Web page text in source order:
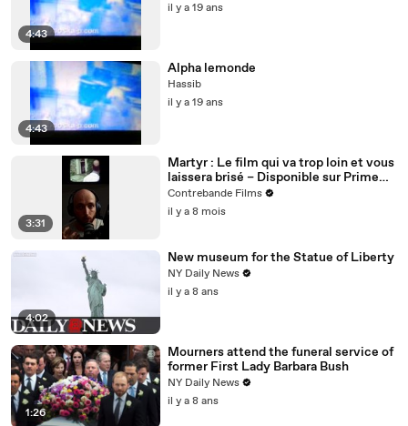
4:43
il y a 19 ans
4:43
Alpha lemonde
Hassib
il y a 19 ans
3:31
Martyr : Le film qui va trop loin et vous
laissera brisé – Disponible sur Prime
Video
Contrebande Films
il y a 8 mois
4:02
New museum for the Statue of Liberty
NY Daily News
il y a 8 ans
1:26
Mourners attend the funeral service of
former First Lady Barbara Bush
NY Daily News
il y a 8 ans